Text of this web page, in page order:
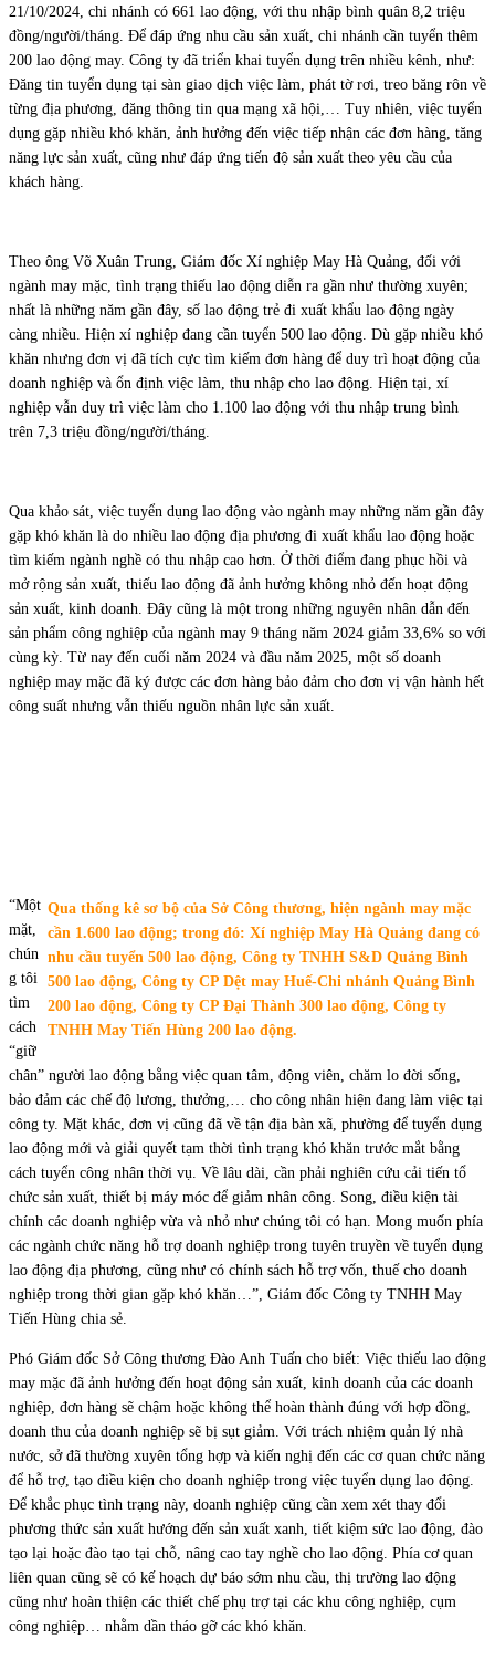
21/10/2024, chi nhánh có 661 lao động, với thu nhập bình quân 8,2 triệu
đồng/người/tháng. Để đáp ứng nhu cầu sản xuất, chi nhánh cần tuyển thêm
200 lao động may. Công ty đã triển khai tuyển dụng trên nhiều kênh, như:
Đăng tin tuyển dụng tại sàn giao dịch việc làm, phát tờ rơi, treo băng rôn về
từng địa phương, đăng thông tin qua mạng xã hội,… Tuy nhiên, việc tuyển
dụng gặp nhiều khó khăn, ảnh hưởng đến việc tiếp nhận các đơn hàng, tăng
năng lực sản xuất, cũng như đáp ứng tiến độ sản xuất theo yêu cầu của
khách hàng.
Theo ông Võ Xuân Trung, Giám đốc Xí nghiệp May Hà Quảng, đối với
ngành may mặc, tình trạng thiếu lao động diễn ra gần như thường xuyên;
nhất là những năm gần đây, số lao động trẻ đi xuất khẩu lao động ngày
càng nhiều. Hiện xí nghiệp đang cần tuyển 500 lao động. Dù gặp nhiều khó
khăn nhưng đơn vị đã tích cực tìm kiếm đơn hàng để duy trì hoạt động của
doanh nghiệp và ổn định việc làm, thu nhập cho lao động. Hiện tại, xí
nghiệp vẫn duy trì việc làm cho 1.100 lao động với thu nhập trung bình
trên 7,3 triệu đồng/người/tháng.
Qua khảo sát, việc tuyển dụng lao động vào ngành may những năm gần đây
gặp khó khăn là do nhiều lao động địa phương đi xuất khẩu lao động hoặc
tìm kiếm ngành nghề có thu nhập cao hơn. Ở thời điểm đang phục hồi và
mở rộng sản xuất, thiếu lao động đã ảnh hưởng không nhỏ đến hoạt động
sản xuất, kinh doanh. Đây cũng là một trong những nguyên nhân dẫn đến
sản phẩm công nghiệp của ngành may 9 tháng năm 2024 giảm 33,6% so với
cùng kỳ. Từ nay đến cuối năm 2024 và đầu năm 2025, một số doanh
nghiệp may mặc đã ký được các đơn hàng bảo đảm cho đơn vị vận hành hết
công suất nhưng vẫn thiếu nguồn nhân lực sản xuất.
Qua thống kê sơ bộ của Sở Công thương, hiện ngành may mặc
cần 1.600 lao động; trong đó: Xí nghiệp May Hà Quảng đang có
nhu cầu tuyển 500 lao động, Công ty TNHH S&D Quảng Bình
500 lao động, Công ty CP Dệt may Huế-Chi nhánh Quảng Bình
200 lao động, Công ty CP Đại Thành 300 lao động, Công ty
TNHH May Tiến Hùng 200 lao động.
“Một
mặt,
chún
g tôi
tìm
cách
“giữ
chân” người lao động bằng việc quan tâm, động viên, chăm lo đời sống,
bảo đảm các chế độ lương, thưởng,… cho công nhân hiện đang làm việc tại
công ty. Mặt khác, đơn vị cũng đã về tận địa bàn xã, phường để tuyển dụng
lao động mới và giải quyết tạm thời tình trạng khó khăn trước mắt bằng
cách tuyển công nhân thời vụ. Về lâu dài, cần phải nghiên cứu cải tiến tổ
chức sản xuất, thiết bị máy móc để giảm nhân công. Song, điều kiện tài
chính các doanh nghiệp vừa và nhỏ như chúng tôi có hạn. Mong muốn phía
các ngành chức năng hỗ trợ doanh nghiệp trong tuyên truyền về tuyển dụng
lao động địa phương, cũng như có chính sách hỗ trợ vốn, thuế cho doanh
nghiệp trong thời gian gặp khó khăn…”, Giám đốc Công ty TNHH May
Tiến Hùng chia sẻ.
Phó Giám đốc Sở Công thương Đào Anh Tuấn cho biết: Việc thiếu lao động
may mặc đã ảnh hưởng đến hoạt động sản xuất, kinh doanh của các doanh
nghiệp, đơn hàng sẽ chậm hoặc không thể hoàn thành đúng với hợp đồng,
doanh thu của doanh nghiệp sẽ bị sụt giảm. Với trách nhiệm quản lý nhà
nước, sở đã thường xuyên tổng hợp và kiến nghị đến các cơ quan chức năng
để hỗ trợ, tạo điều kiện cho doanh nghiệp trong việc tuyển dụng lao động.
Để khắc phục tình trạng này, doanh nghiệp cũng cần xem xét thay đổi
phương thức sản xuất hướng đến sản xuất xanh, tiết kiệm sức lao động, đào
tạo lại hoặc đào tạo tại chỗ, nâng cao tay nghề cho lao động. Phía cơ quan
liên quan cũng sẽ có kế hoạch dự báo sớm nhu cầu, thị trường lao động
cũng như hoàn thiện các thiết chế phụ trợ tại các khu công nghiệp, cụm
công nghiệp… nhằm dần tháo gỡ các khó khăn.